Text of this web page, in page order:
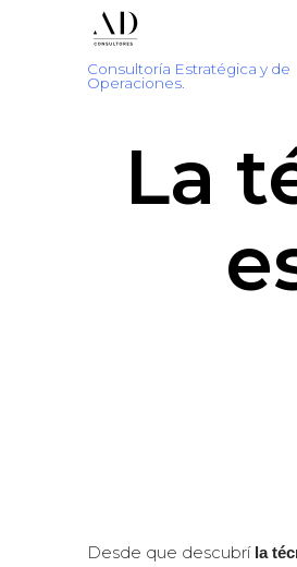
Consultoría Estratégica y de
Operaciones.
La
Desde que descubrí la